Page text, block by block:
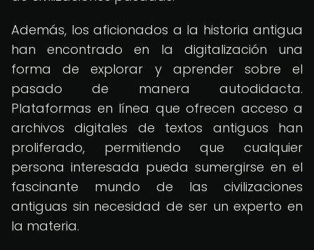
Además, los aficionados a la historia antigua
han encontrado en la digitalización una
forma de explorar y aprender sobre el
pasado de manera autodidacta.
Plataformas en línea que ofrecen acceso a
archivos digitales de textos antiguos han
proliferado, permitiendo que cualquier
persona interesada pueda sumergirse en el
fascinante mundo de las civilizaciones
antiguas sin necesidad de ser un experto en
la materia.